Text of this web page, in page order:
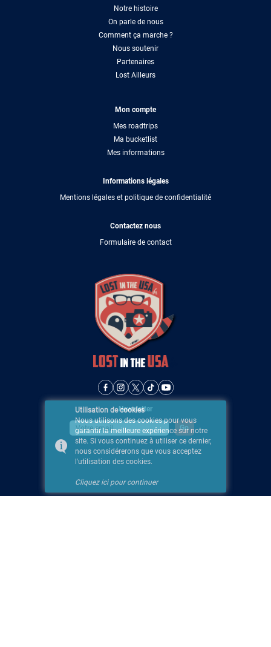
Notre histoire
On parle de nous
Comment ça marche ?
Nous soutenir
Partenaires
Lost Ailleurs
Mon compte
Mes roadtrips
Ma bucketlist
Mes informations
Informations légales
Mentions légales et politique de confidentialité
Contactez nous
Formulaire de contact
Newsletter
Utilisation de cookies
Nous utilisons des cookies pour vous
garantir la meilleure expérience sur notre
site. Si vous continuez à utiliser ce dernier,
nous considérerons que vous acceptez
l'utilisation des cookies.
Cliquez ici pour continuer